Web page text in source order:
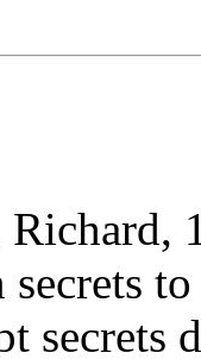
Richard,
secrets